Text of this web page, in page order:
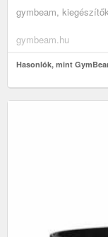
gymbeam,
gymbeam.hu
Hasonlók, mint